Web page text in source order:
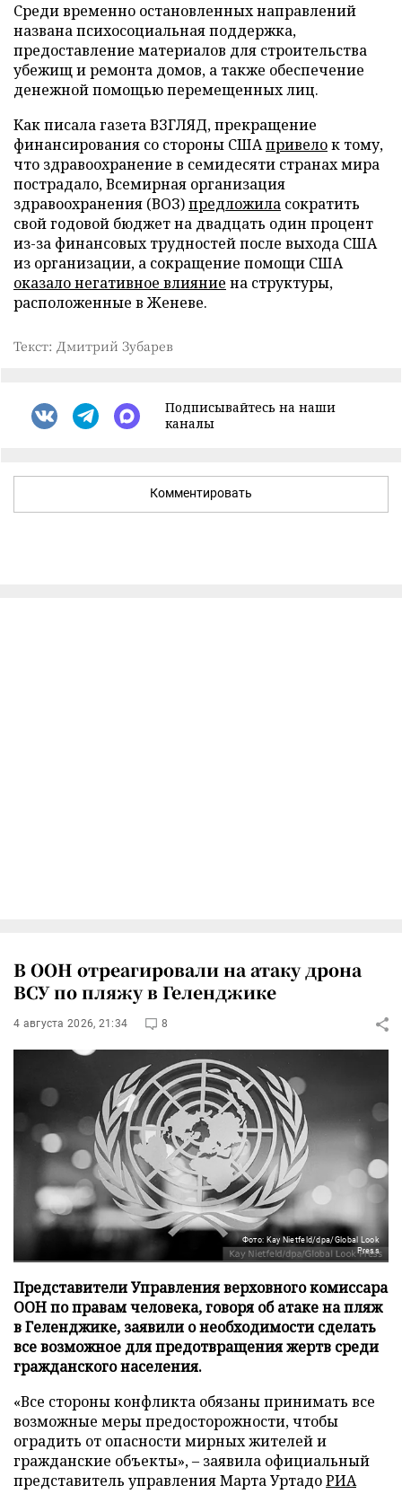
Среди временно остановленных направлений
названа психосоциальная поддержка,
предоставление материалов для строительства
убежищ и ремонта домов, а также обеспечение
денежной помощью перемещенных лиц.
Как писала газета ВЗГЛЯД, прекращение
финансирования со стороны СШАпривелок тому,
что здравоохранение в семидесяти странах мира
пострадало, Всемирная организация
здравоохранения (ВОЗ)предложила сократить
свой годовой бюджет на двадцать один процент
из-за финансовых трудностей после выхода США
из организации, а сокращение помощи США
оказало негативное влияние на структуры,
расположенные в Женеве.
Текст: Дмитрий Зубарев
Подписывайтесь на наши
каналы
Комментировать
В ООН отреагировали на атаку дрона
ВСУ по пляжу в Геленджике
4 августа 2026, 21:34 8
Фото: Kay Nietfeld/dpa/Global Look
Press
Представители Управления верховного комиссара
ООН по правам человека, говоря об атаке на пляж
в Геленджике, заявили о необходимости сделать
все возможное для предотвращения жертв среди
гражданского населения.
«Все стороны конфликта обязаны принимать все
возможные меры предосторожности, чтобы
оградить от опасности мирных жителей и
гражданские объекты», – заявила официальный
представитель управления Марта УртадоРИА